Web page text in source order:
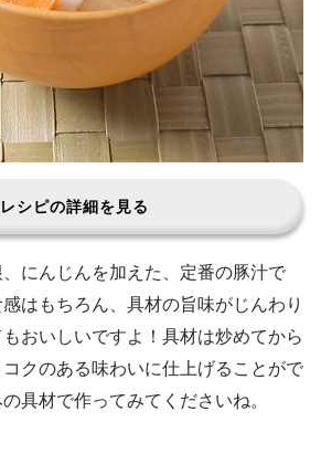
レシピの詳細を見る
にんじんを加えた、定番の豚汁で
はもちろん、具材の旨味がじんわり
おいしいですよ！具材は炒めてから
クのある味わいに仕上げることがで
具材で作ってみてくださいね。